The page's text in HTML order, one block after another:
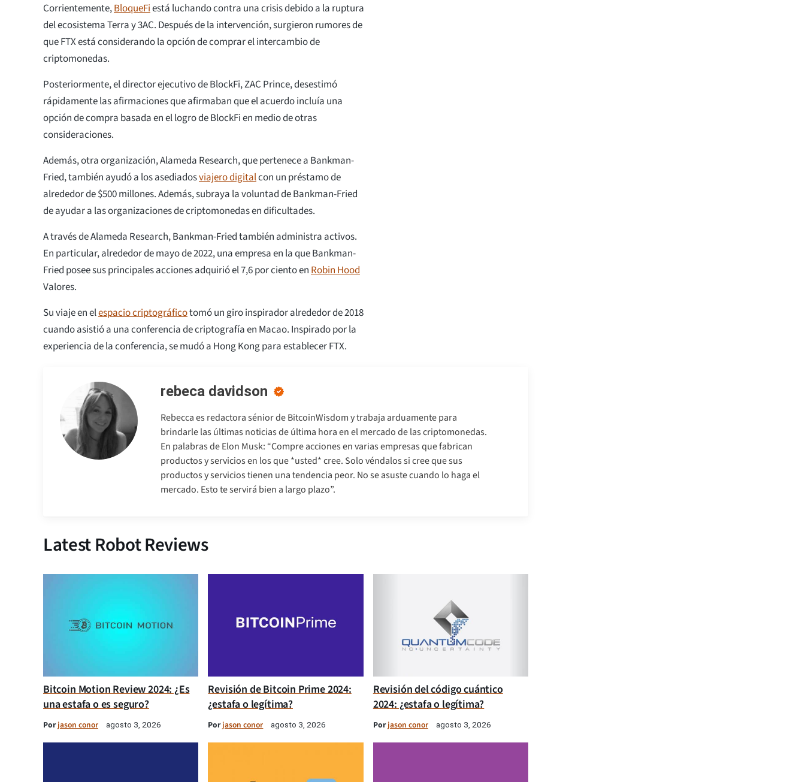
Corrientemente,BloqueFiestá luchando contra una crisis debido a la ruptura
del ecosistema Terra y 3AC. Después de la intervención, surgieron rumores de
que FTX está considerando la opción de comprar el intercambio de
criptomonedas.
Posteriormente, el director ejecutivo de BlockFi, ZAC Prince, desestimó
rápidamente las afirmaciones que afirmaban que el acuerdo incluía una
opción de compra basada en el logro de BlockFi en medio de otras
consideraciones.
Además, otra organización, Alameda Research, que pertenece a Bankman-
Fried, también ayudó a los asediadosviajero digitalcon un préstamo de
alrededor de $500 millones. Además, subraya la voluntad de Bankman-Fried
de ayudar a las organizaciones de criptomonedas en dificultades.
A través de Alameda Research, Bankman-Fried también administra activos.
En particular, alrededor de mayo de 2022, una empresa en la que Bankman-
Fried posee sus principales acciones adquirió el 7,6 por ciento en Robin Hood
Valores.
Su viaje en elespacio criptográficotomó un giro inspirador alrededor de 2018
cuando asistió a una conferencia de criptografía en Macao. Inspirado por la
experiencia de la conferencia, se mudó a Hong Kong para establecer FTX.
rebeca davidson
Rebecca es redactora sénior de BitcoinWisdom y trabaja arduamente para
brindarle las últimas noticias de última hora en el mercado de las criptomonedas.
En palabras de Elon Musk: “Compre acciones en varias empresas que fabrican
productos y servicios en los que *usted* cree. Solo véndalos si cree que sus
productos y servicios tienen una tendencia peor. No se asuste cuando lo haga el
mercado. Esto te servirá bien a largo plazo”.
Latest Robot Reviews
Bitcoin Motion Review 2024: ¿Es
una estafa o es seguro?
Porjason conor agosto 3, 2026
Revisión de Bitcoin Prime 2024:
¿estafa o legítima?
Porjason conor agosto 3, 2026
Revisión del código cuántico
2024: ¿estafa o legítima?
Porjason conor agosto 3, 2026